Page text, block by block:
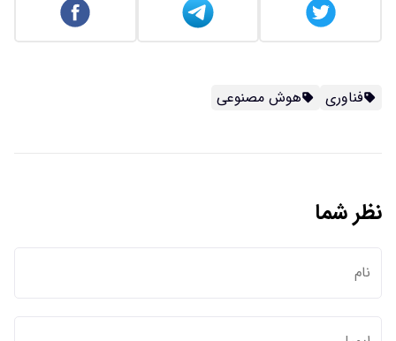
فناوری هوش مصنوعی
نظر شما